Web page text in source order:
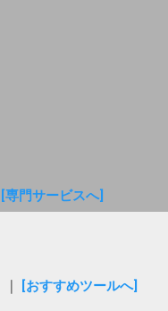
[専門サービスへ]
[おすすめツールへ]